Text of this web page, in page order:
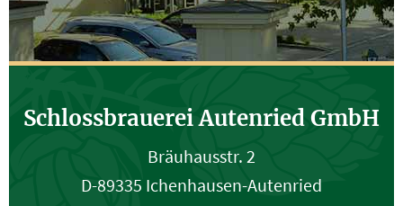
Schlossbrauerei Autenried GmbH
Bräuhausstr. 2
D-89335 Ichenhausen-Autenried